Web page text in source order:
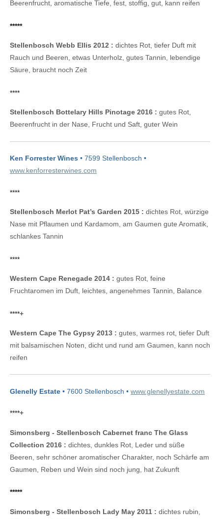
Beerenfrucht, aromatische Tiefe, fest, stoffig, gut, kann reifen
*****
Stellenbosch Webb Ellis 2012 : dichtes Rot, tiefer Duft mit
Rauch und Beeren, etwas Unterholz, gutes Tannin, lebendige
Säure, braucht noch Zeit
****
Stellenbosch Bottelary Hills Pinotage 2016 : gutes Rot,
Beerenfrucht in der Nase, Frucht und Saft, guter Wein
Ken Forrester Wines • 7599 Stellenbosch •
www.kenforresterwines.com
****
Stellenbosch Merlot Pat’s Garden 2015 : dichtes Rot, würzige
Nase mit Pflaumen und Kardamom, am Gaumen gute Aromatik,
schlankes Tannin
****
Western Cape Renegade 2014 : gutes Rot, feine
Fruchtaromen im Duft, leichtes, angenehmes Tannin, Balance
****+
Western Cape The Gypsy 2013 : gutes, warmes rot, tiefer Duft
mit balsamischen Noten, dicht und rund am Gaumen, kann noch
reifen
Glenelly Estate • 7600 Stellenbosch • www.glenellyestate.com
****+
Simonsberg - Stellenbosch Cabernet franc The Glass
Collection 2016 : dichtes, dunkles Rot, Leder und süße
Beeren, sehr schöner aromatischer Charakter, noch Schärfe am
Gaumen, Reben und Wein sind noch jung, hat Zukunft
*****
Simonsberg - Stellenbosch Lady May 2011 : dichtes rubin,